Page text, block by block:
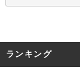
ランキング